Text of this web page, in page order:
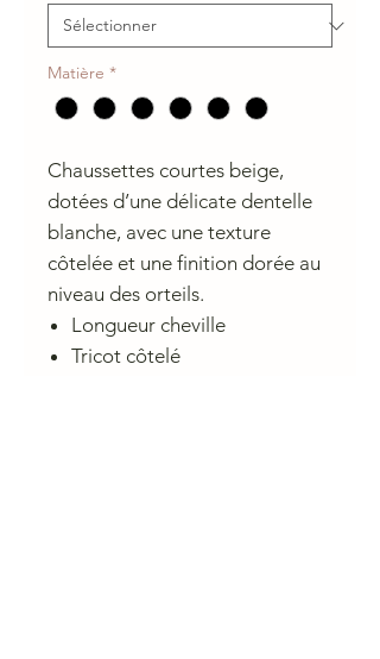
Matière *
Chaussettes courtes beige,
dotées d’une délicate dentelle
blanche, avec une texture
côtelée et une finition dorée au
niveau des orteils.
Longueur cheville
Tricot côtelé